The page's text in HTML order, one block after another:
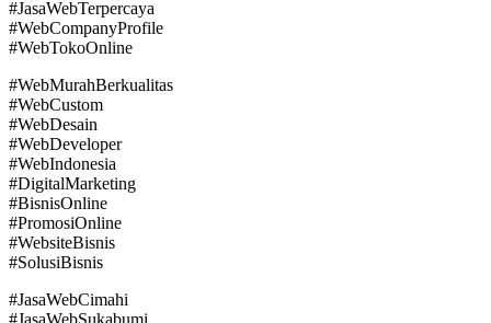
#JasaWebTerpercaya
#WebCompanyProfile
#WebTokoOnline
#WebMurahBerkualitas
#WebCustom
#WebDesain
#WebDeveloper
#WebIndonesia
#DigitalMarketing
#BisnisOnline
#PromosiOnline
#WebsiteBisnis
#SolusiBisnis
#JasaWebCimahi